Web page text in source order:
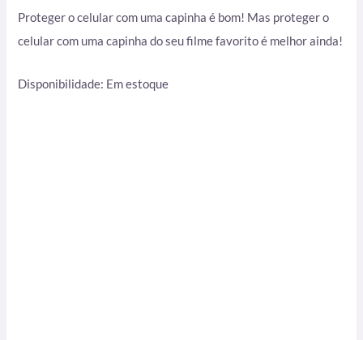
Proteger o celular com uma capinha é bom! Mas proteger o
celular com uma capinha do seu filme favorito é melhor ainda!
Disponibilidade: Em estoque